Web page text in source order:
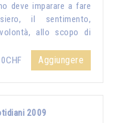
deve imparare a fare
il sentimento,
allo scopo di
Aggiungere
2009